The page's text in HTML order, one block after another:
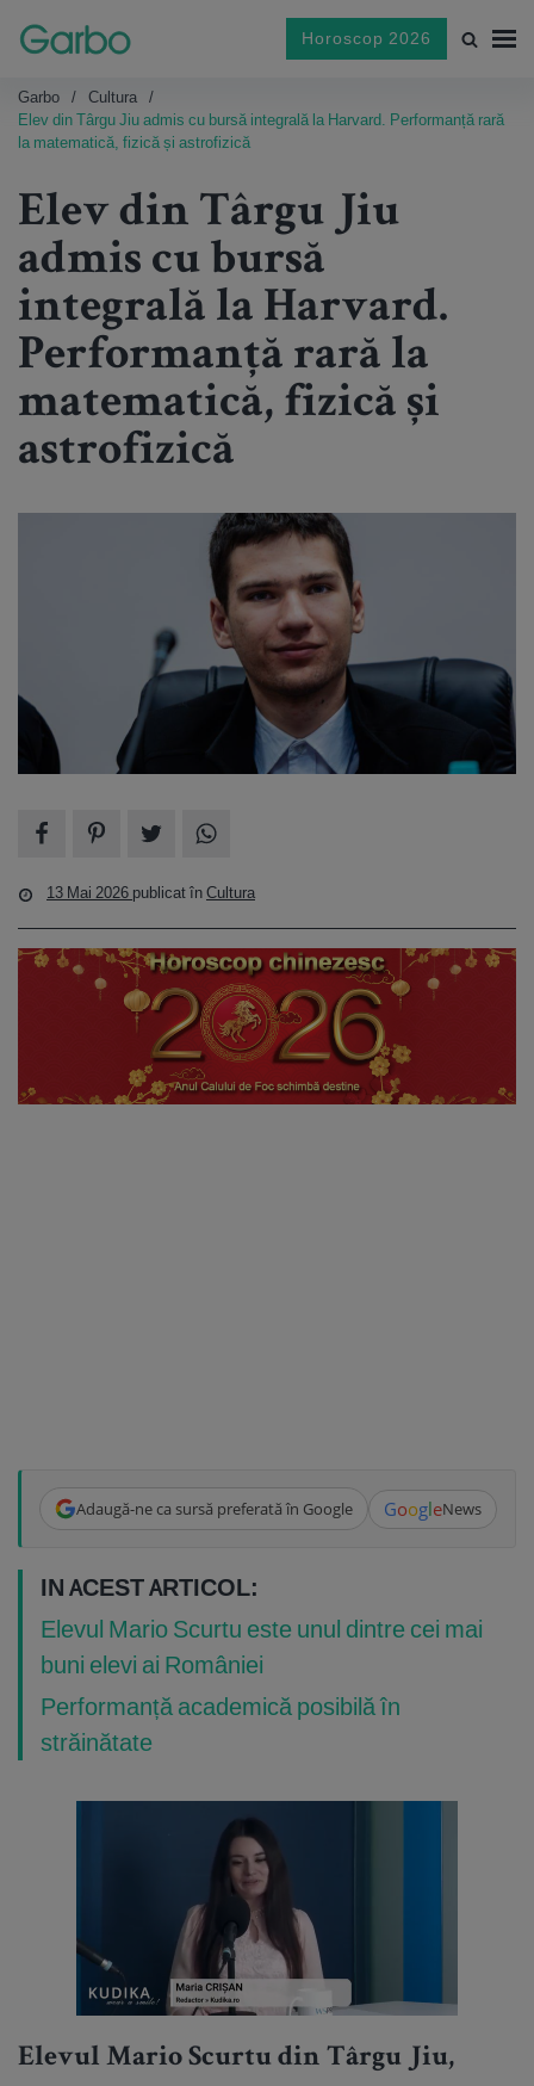
Horoscop 2026
Garbo
Cultura
Elev din Târgu Jiu admis cu bursă integrală la Harvard. Performanță rară
la matematică, fizică și astrofizică
Elev din Târgu Jiu
admis cu bursă
integrală la Harvard.
Performanță rară la
matematică, fizică și
astrofizică
13 Mai 2026 publicat înCultura
Adaugă-ne ca sursă preferată în Google GoogleNews
IN ACEST ARTICOL:
Elevul Mario Scurtu este unul dintre cei mai
buni elevi ai României
Performanță academică posibilă în
străinătate
Elevul Mario Scurtu din Târgu Jiu,